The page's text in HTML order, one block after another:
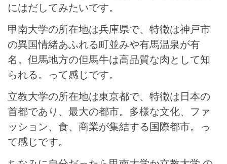
にはだしてみたいです。
甲南大学の所在地は兵庫県で、特徴は神戸市
の異国情緒あふれる町並みや有馬温泉が有
名。但馬地方の但馬牛は高品質な肉として知
られる。って感じです。
立教大学の所在地は東京都で、特徴は日本の
首都であり、最大の都市。多様な文化、ファ
ッション、食、商業が集結する国際都市。っ
て感じです。